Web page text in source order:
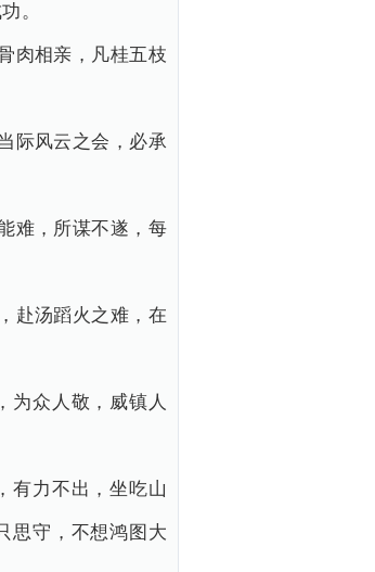
。
肉相亲，凡桂五枝
际风云之会，必承
难，所谋不遂，每
赴汤蹈火之难，在
为众人敬，威镇人
有力不出，坐吃山
思守，不想鸿图大